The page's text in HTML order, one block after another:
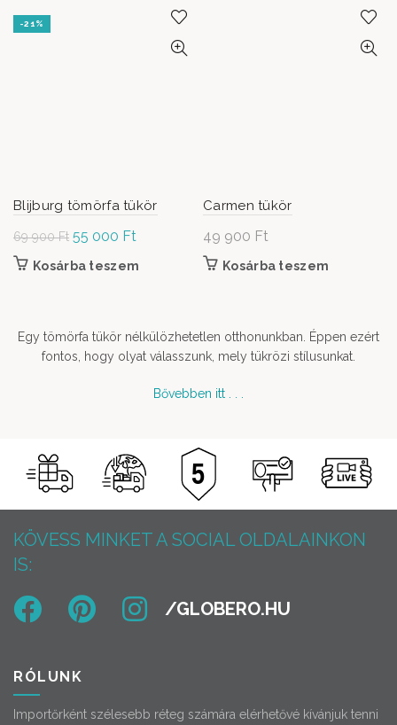
-21%
Blijburg tömörfa tükör
69 900Ft Original
price was:
55 000 Ft
Kosárba teszem
Carmen tükör
49 900 Ft
Kosárba teszem
Egy tömörfa tükör nélkülözhetetlen otthonunkban. Éppen ezért
fontos, hogy olyat válasszunk, mely tükrözi stílusunkat.
Bővebben itt . . .
KÖVESS MINKET A SOCIAL OLDALAINKON
IS:
RÓLUNK
Importőrként szélesebb réteg számára elérhetővé kívánjuk tenni